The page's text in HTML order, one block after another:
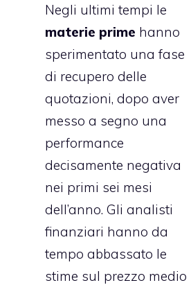
Negli ultimi tempi le
materie prime hanno
sperimentato una fase
di recupero delle
quotazioni, dopo aver
messo a segno una
performance
decisamente negativa
nei primi sei mesi
dell’anno. Gli analisti
finanziari hanno da
tempo abbassato le
stime sul prezzo medio